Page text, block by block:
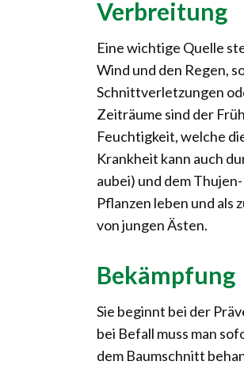
Verbreitung
Eine wichtige Quelle
Wind und den Regen,
Schnittverletzungen
Zeiträume sind der
Feuchtigkeit, welche
Krankheit kann auch
aubei) und dem
Pflanzen leben und als
von jungen Ästen.
Bekämpfung
Sie beginnt bei der
bei Befall muss man
dem Baumschnitt